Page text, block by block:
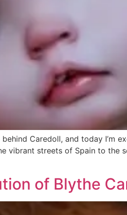
Caredoll, and today I’m
streets of Spain to the
of Blythe